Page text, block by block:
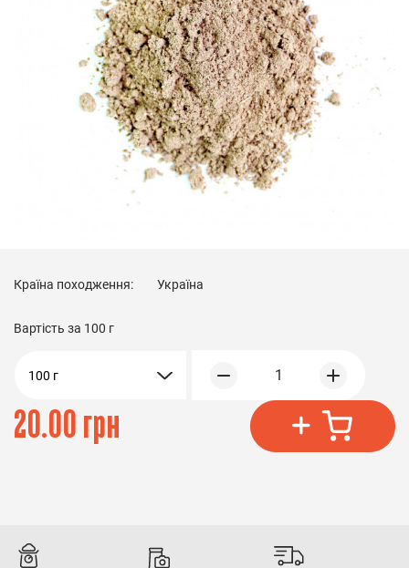
Країна походження: Україна
Вартість за 100 г
100 г 1
20.00 грн